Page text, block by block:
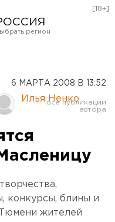
Курган
[18+]
6 МАРТА 2008 В 13:52
Илья Ненко
конкурсы, блины и
жителей